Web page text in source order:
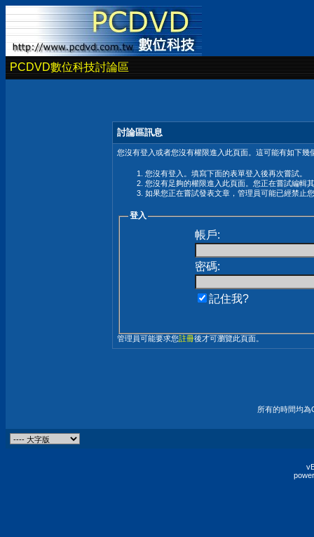
PCDVD數位科技討論區
討論區訊息
您沒有登入或者您沒有權限進入此頁面。這可能有如下幾
您沒有登入。填寫下面的表單登入後再次嘗試。
您沒有足夠的權限進入此頁面。您正在嘗試編輯
如果您正在嘗試發表文章，管理員可能已經禁止
登入
帳戶:
密碼:
記住我?
管理員可能要求您註冊後才可瀏覽此頁面。
所有的時間均為